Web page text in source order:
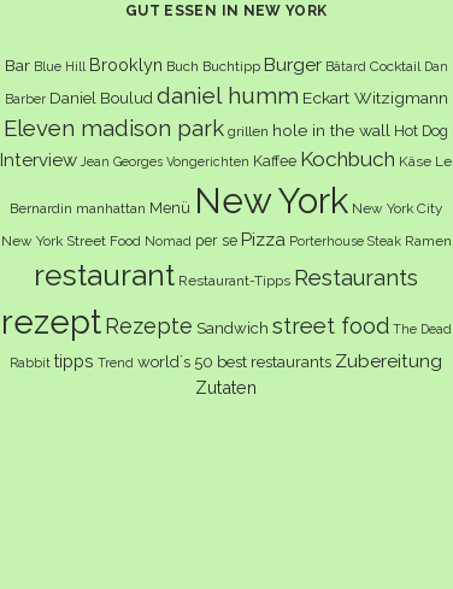
GUT ESSEN IN NEW YORK
Bar Blue Hill Brooklyn Buch Buchtipp Burger Bâtard Cocktail Dan
Barber Daniel Boulud daniel humm Eckart Witzigmann
Eleven madison park grillen hole in the wall Hot Dog
Interview Jean Georges Vongerichten Kaffee Kochbuch Käse Le
Bernardin manhattan Menü New York New York City
New York Street Food Nomad per se Pizza Porterhouse Steak Ramen
restaurant Restaurant-Tipps Restaurants
rezept Rezepte Sandwich street food The Dead
Rabbit tipps Trend world´s 50 best restaurants Zubereitung
Zutaten